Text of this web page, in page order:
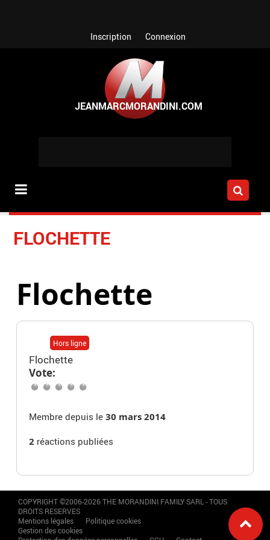
Inscription Connexion
FLOCHETTE
Flochette
Hors ligne
Flochette
Vote:
Membre depuis le30 mars 2014
2 réactions publiées
COPYRIGHT ©2006-2026 THE MORANDINI FAMILY SARL - TOUS
DROITS RESERVES
Mentions légales
Politique cookies
Gestion des cookies